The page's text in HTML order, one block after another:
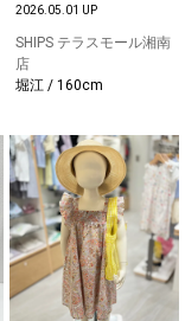
2026.05.01 UP
SHIPS テラスモール湘南
店
堀江 / 160cm